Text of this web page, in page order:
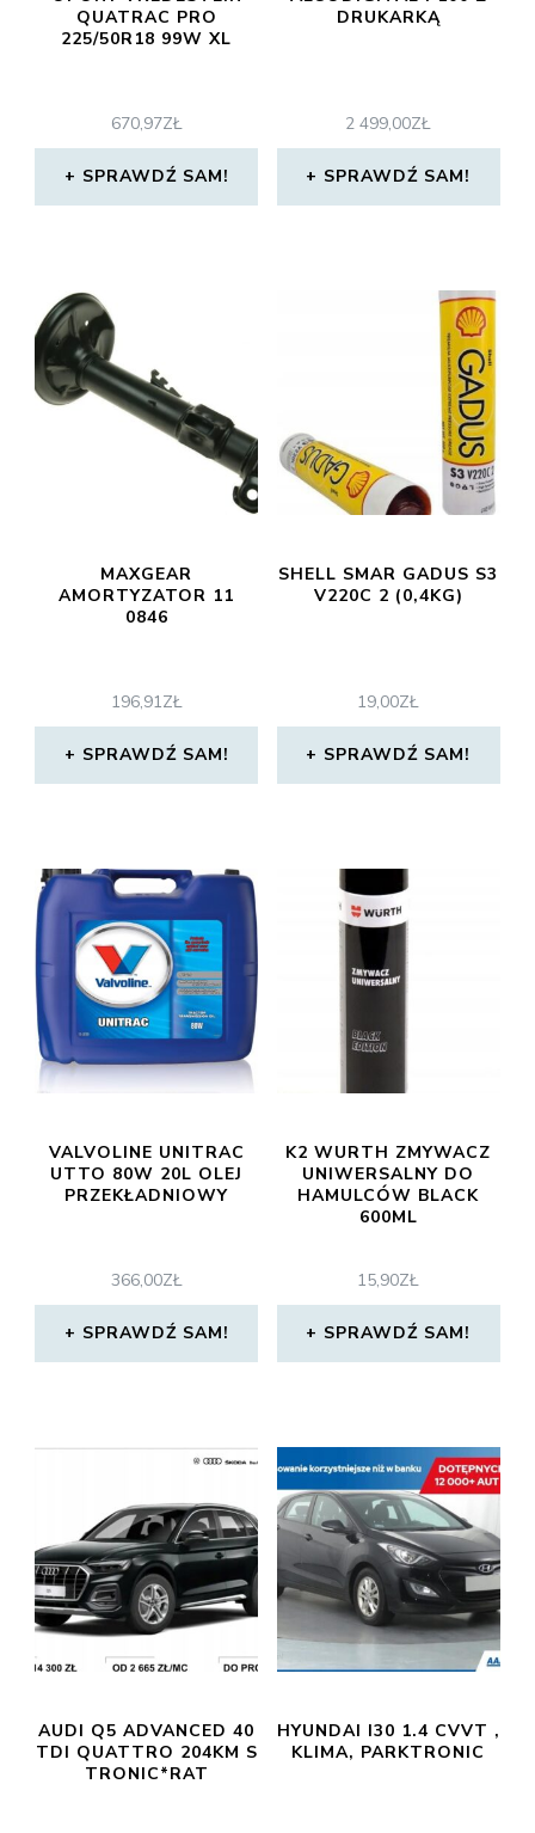
QUATRAC PRO
225/50R18 99W XL
670,97ZŁ
SPRAWDŹ SAM!
DRUKARKĄ
2 499,00ZŁ
SPRAWDŹ SAM!
MAXGEAR
AMORTYZATOR 11
0846
196,91ZŁ
SPRAWDŹ SAM!
SHELL SMAR GADUS S3
V220C 2 (0,4KG)
19,00ZŁ
SPRAWDŹ SAM!
VALVOLINE UNITRAC
UTTO 80W 20L OLEJ
PRZEKŁADNIOWY
366,00ZŁ
SPRAWDŹ SAM!
K2 WURTH ZMYWACZ
UNIWERSALNY DO
HAMULCÓW BLACK
600ML
15,90ZŁ
SPRAWDŹ SAM!
AUDI Q5 ADVANCED 40
TDI QUATTRO 204KM S
TRONIC*RAT
HYUNDAI I30 1.4 CVVT ,
KLIMA, PARKTRONIC